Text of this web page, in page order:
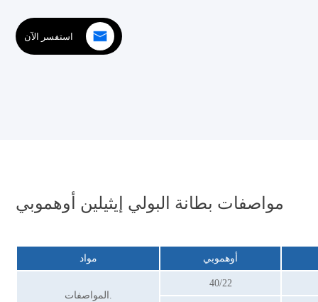
استفسر الآن
مواصفات بطانة البولي إيثيلين أوهموبي
مواد أوهموبي
المواصفات.
40/22